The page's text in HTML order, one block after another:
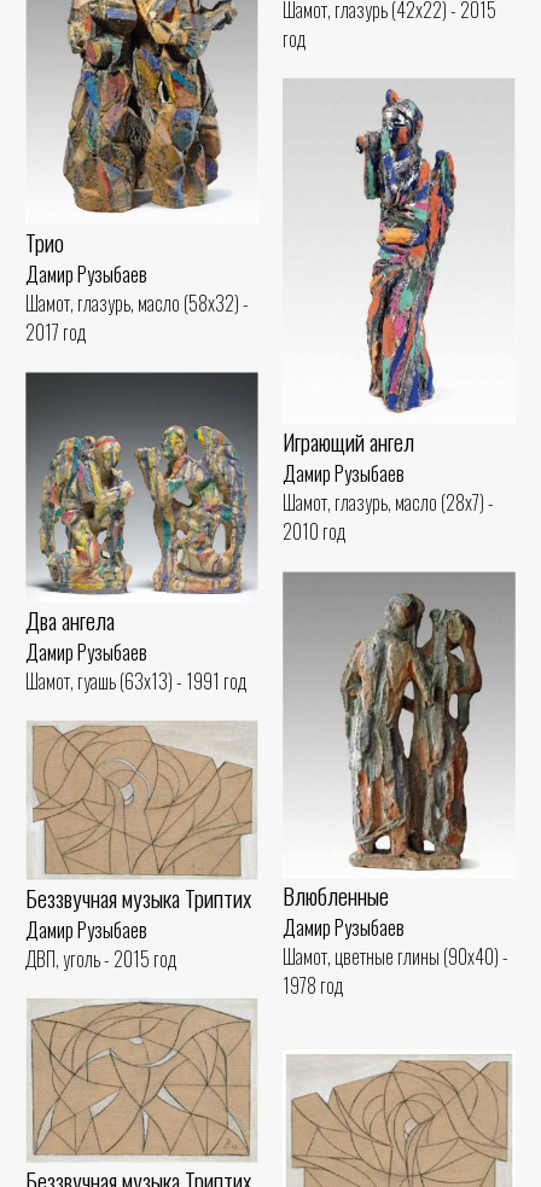
Шамот, глазурь (42x22) - 2015
год
Трио
Дамир Рузыбаев
Шамот, глазурь, масло (58x32) -
2017 год
Играющий ангел
Дамир Рузыбаев
Шамот, глазурь, масло (28x7) -
2010 год
Два ангела
Дамир Рузыбаев
Шамот, гуашь (63x13) - 1991 год
Влюбленные
Дамир Рузыбаев
Шамот, цветные глины (90x40) -
1978 год
Беззвучная музыка Триптих
Дамир Рузыбаев
ДВП, уголь - 2015 год